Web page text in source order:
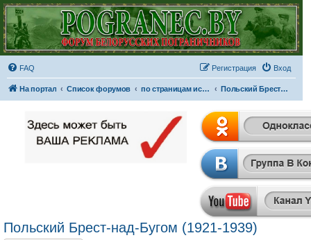
FAQ Вход
Регистрация
На портал Список форумов по страницам истории Польский Брест-над-Бугом (1921-1939)
Польский Брест-над-Бугом (1921-1939)